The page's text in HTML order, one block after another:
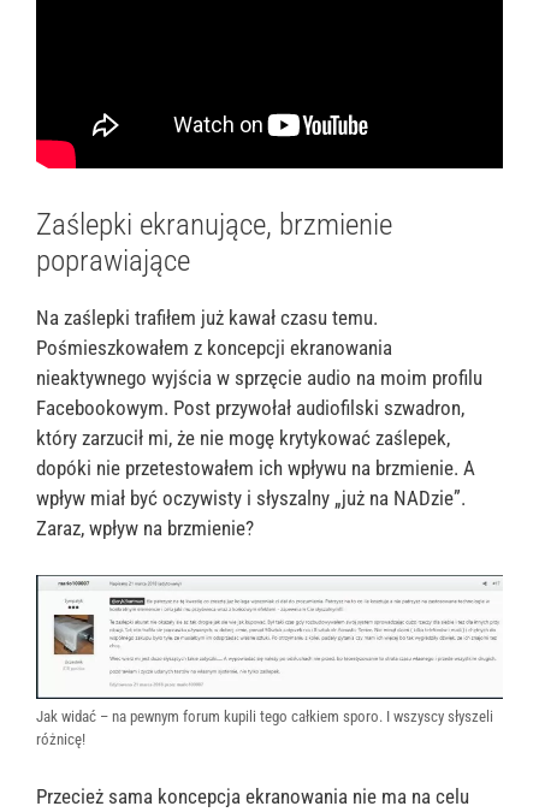
Zaślepki ekranujące, brzmienie
poprawiające
Na zaślepki trafiłem już kawał czasu temu.
Pośmieszkowałem z koncepcji ekranowania
nieaktywnego wyjścia w sprzęcie audio na moim profilu
Facebookowym. Post przywołał audiofilski szwadron,
który zarzucił mi, że nie mogę krytykować zaślepek,
dopóki nie przetestowałem ich wpływu na brzmienie. A
wpływ miał być oczywisty i słyszalny „już na NADzie”.
Zaraz, wpływ na brzmienie?
Jak widać – na pewnym forum kupili tego całkiem sporo. I wszyscy słyszeli
różnicę!
Przecież sama koncepcja ekranowania nie ma na celu